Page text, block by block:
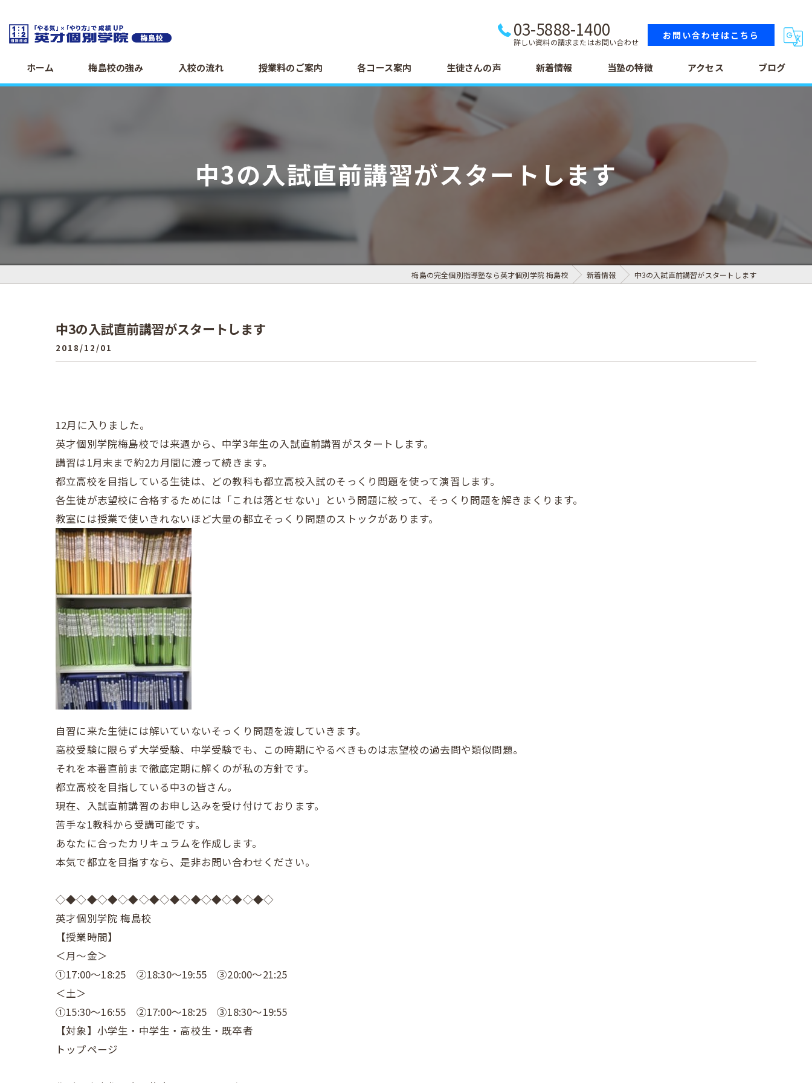
03-5888-1400
詳しい資料の請求またはお問い合わせ
お問い合わせはこちら
ホーム 梅島校の強み 入校の流れ 授業料のご案内 各コース案内 生徒さんの声 新着情報 当塾の特徴
高校生
テスト
アクセス ブログ
中3の入試直前講習がスタートします
梅島の完全個別指導塾なら英才個別学院 梅島校 新着情報 中3の入試直前講習がスタートします
中3の入試直前講習がスタートします
2018/12/01
12月に入りました。
英才個別学院梅島校では来週から、中学3年生の入試直前講習がスタートします。
講習は1月末まで約2カ月間に渡って続きます。
都立高校を目指している生徒は、どの教科も都立高校入試のそっくり問題を使って演習します。
各生徒が志望校に合格するためには「これは落とせない」という問題に絞って、そっくり問題を解きまくります。
教室には授業で使いきれないほど大量の都立そっくり問題のストックがあります。
自習に来た生徒には解いていないそっくり問題を渡していきます。
高校受験に限らず大学受験、中学受験でも、この時期にやるべきものは志望校の過去問や類似問題。
それを本番直前まで徹底定期に解くのが私の方針です。
都立高校を目指している中3の皆さん。
現在、入試直前講習のお申し込みを受け付けております。
苦手な1教科から受講可能です。
あなたに合ったカリキュラムを作成します。
本気で都立を目指すなら、是非お問い合わせください。
◇◆◇◆◇◆◇◆◇◆◇◆◇◆◇◆◇◆◇◆◇
英才個別学院 梅島校
【授業時間】
＜月～金＞
①17:00～18:25 ②18:30～19:55 ③20:00～21:25
＜土＞
①15:30～16:55 ②17:00～18:25 ③18:30～19:55
【対象】小学生・中学生・高校生・既卒者
トップページ